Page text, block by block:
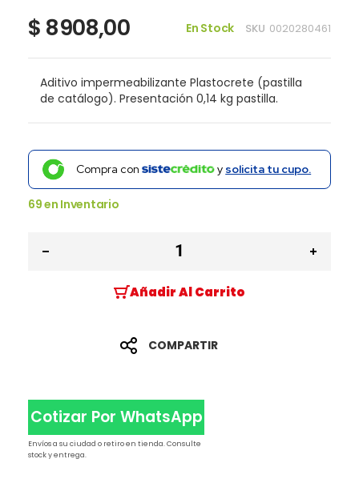
imágenes
$ 8908,00 En Stock SKU 0020280461
Aditivo impermeabilizante Plastocrete (pastilla
de catálogo). Presentación 0,14 kg pastilla.
Compra con y solicita tu cupo.
69en Inventario
Añadir Al Carrito
COMPARTIR
Cotizar Por WhatsApp
Envíos a su ciudad o retiro en tienda. Consulte
stock y entrega.